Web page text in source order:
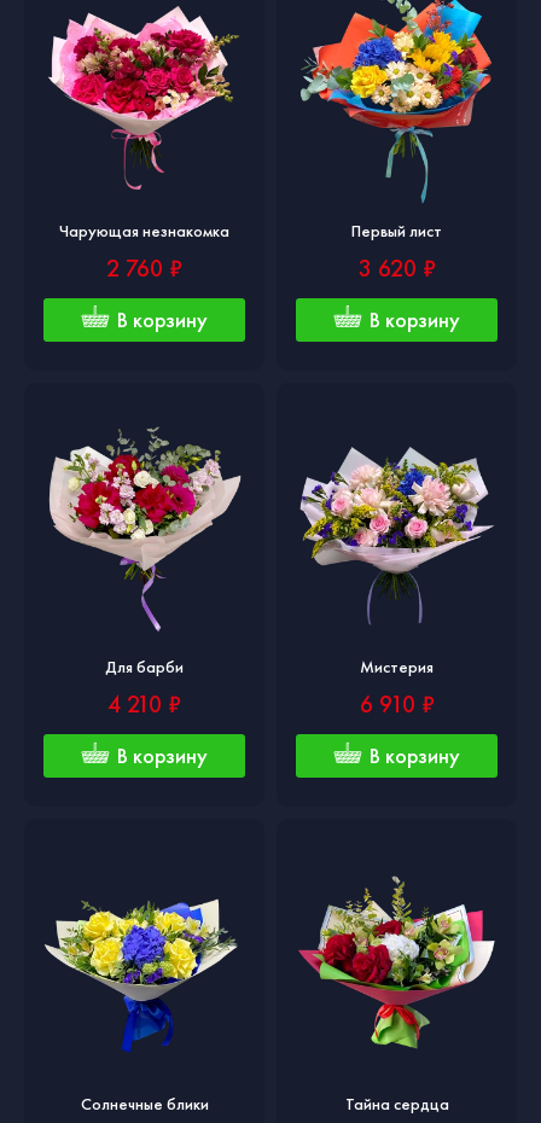
Чарующая незнакомка
2 760 ₽
В корзину
Первый лист
3 620 ₽
В корзину
Для барби
4 210 ₽
В корзину
Мистерия
6 910 ₽
В корзину
Солнечные блики Тайна сердца